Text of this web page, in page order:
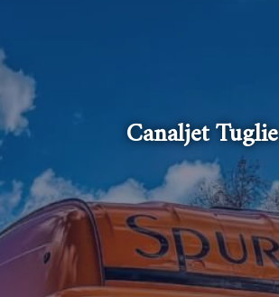
Canaljet Tuglie